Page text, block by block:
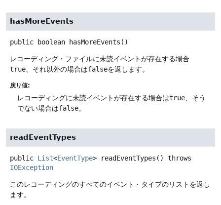
hasMoreEvents
public boolean hasMoreEvents ()
レコーディング・ファイルに未読イベントが存在する場合
true 、それ以外の場合はfalseを返します。
戻り値:
レコーディングに未読イベントが存在する場合はtrue、そう
でない場合はfalse。
readEventTypes
public List<EventType> readEventTypes () throws
IOException
このレコーディングのすべてのイベント・タイプのリストを返し
ます。